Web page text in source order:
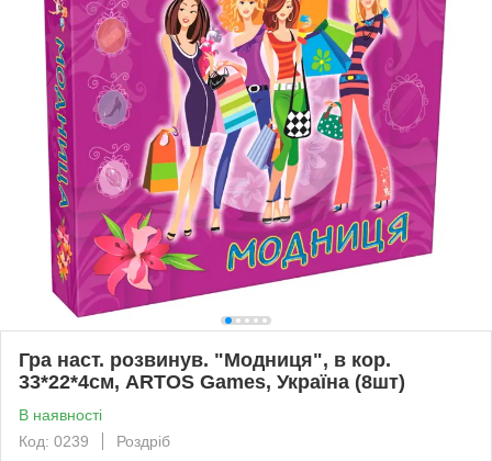
Гра наст. розвинув. "Модниця", в кор.
33*22*4см, ARTOS Games, Україна (8шт)
В наявності
Код: 0239
Роздріб